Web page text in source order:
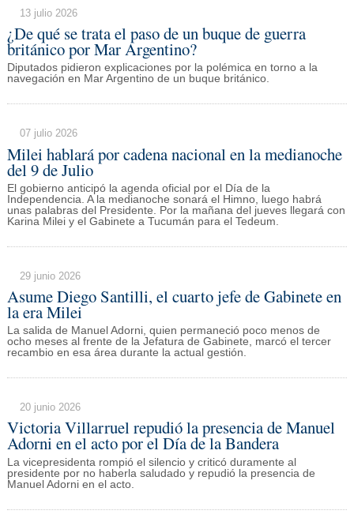
13 julio 2026
¿De qué se trata el paso de un buque de guerra
británico por Mar Argentino?
Diputados pidieron explicaciones por la polémica en torno a la
navegación en Mar Argentino de un buque británico.
07 julio 2026
Milei hablará por cadena nacional en la medianoche
del 9 de Julio
El gobierno anticipó la agenda oficial por el Día de la
Independencia. A la medianoche sonará el Himno, luego habrá
unas palabras del Presidente. Por la mañana del jueves llegará con
Karina Milei y el Gabinete a Tucumán para el Tedeum.
29 junio 2026
Asume Diego Santilli, el cuarto jefe de Gabinete en
la era Milei
La salida de Manuel Adorni, quien permaneció poco menos de
ocho meses al frente de la Jefatura de Gabinete, marcó el tercer
recambio en esa área durante la actual gestión.
20 junio 2026
Victoria Villarruel repudió la presencia de Manuel
Adorni en el acto por el Día de la Bandera
La vicepresidenta rompió el silencio y criticó duramente al
presidente por no haberla saludado y repudió la presencia de
Manuel Adorni en el acto.